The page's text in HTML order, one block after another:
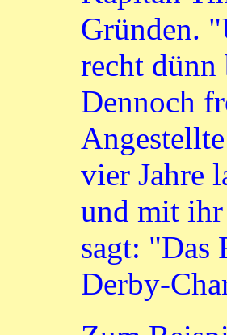
Gründen.
recht dünn
Dennoch
vier Jahre
und mit
sagt: "Das
Derby-